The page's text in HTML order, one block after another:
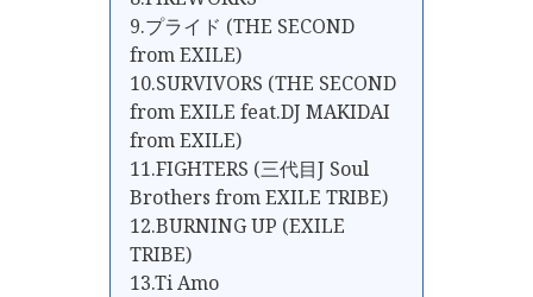
9.プライド (THE SECOND
from EXILE)
10.SURVIVORS (THE SECOND
from EXILE feat.DJ MAKIDAI
from EXILE)
11.FIGHTERS (三代目J Soul
Brothers from EXILE TRIBE)
12.BURNING UP (EXILE
TRIBE)
13.Ti Amo